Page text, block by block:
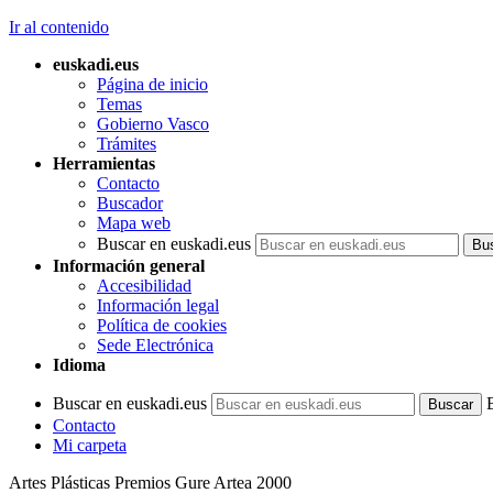
Ir al contenido
euskadi.eus
Página de inicio
Temas
Gobierno Vasco
Trámites
Herramientas
Contacto
Buscador
Mapa web
Buscar en euskadi.eus
Información general
Accesibilidad
Información legal
Política de cookies
Sede Electrónica
Idioma
Buscar en euskadi.eus
Contacto
Mi carpeta
Artes Plásticas Premios Gure Artea 2000